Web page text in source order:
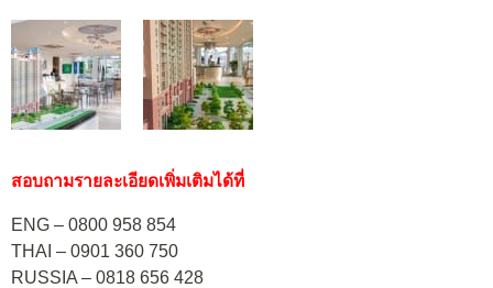
สอบถามรายละเอียดเพิ่มเติมได้ที่
ENG – 0800 958 854
THAI – 0901 360 750
RUSSIA – 0818 656 428